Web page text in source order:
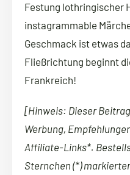
Festung lothringischer
instagrammable
Geschmack ist etwas
Fließrichtung beginnt
Frankreich!
[Hinweis: Dieser
Werbung,
Affiliate-Links*.
Sternchen (*)